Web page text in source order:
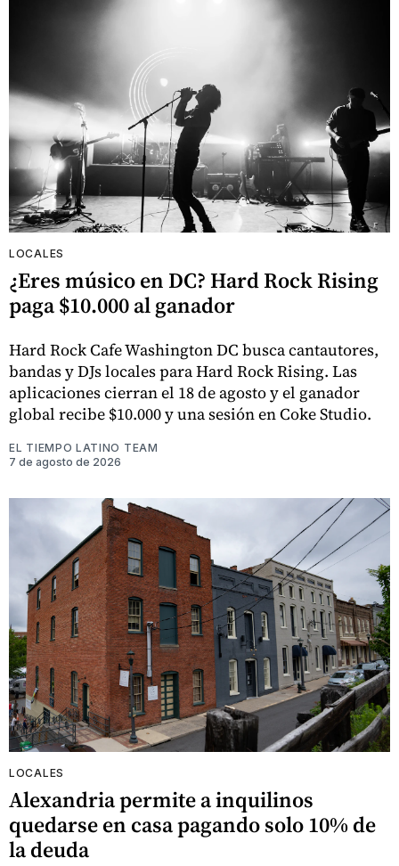
LOCALES
¿Eres músico en DC? Hard Rock Rising
paga $10.000 al ganador
Hard Rock Cafe Washington DC busca cantautores,
bandas y DJs locales para Hard Rock Rising. Las
aplicaciones cierran el 18 de agosto y el ganador
global recibe $10.000 y una sesión en Coke Studio.
EL TIEMPO LATINO TEAM
7 de agosto de 2026
LOCALES
Alexandria permite a inquilinos
quedarse en casa pagando solo 10% de
la deuda